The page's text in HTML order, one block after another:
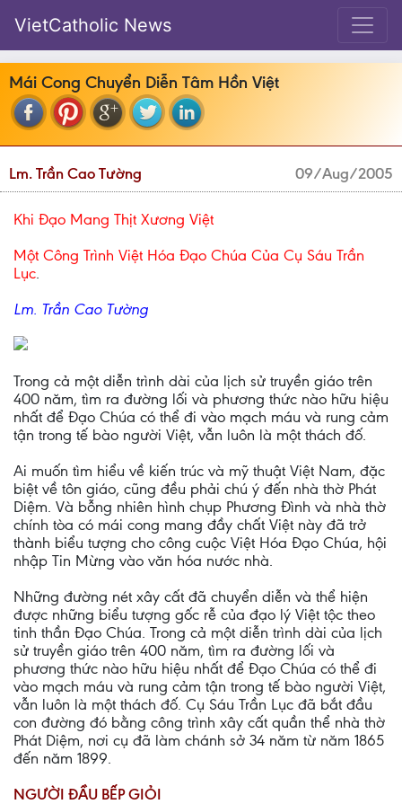
VietCatholic News
Mái Cong Chuyển Diễn Tâm Hồn Việt
Lm. Trần Cao Tường 09/Aug/2005
Khi Ðạo Mang Thịt Xương Việt
Một Công Trình Việt Hóa Ðạo Chúa Của Cụ Sáu Trần
Lục.
Lm. Trần Cao Tường
Trong cả một diễn trình dài của lịch sử truyền giáo trên
400 năm, tìm ra đường lối và phương thức nào hữu hiệu
nhất để Ðạo Chúa có thể đi vào mạch máu và rung cảm
tận trong tế bào người Việt, vẫn luôn là một thách đố.
Ai muốn tìm hiểu về kiến trúc và mỹ thuật Việt Nam, đặc
biệt về tôn giáo, cũng đều phải chú ý đến nhà thờ Phát
Diệm. Và bỗng nhiên hình chụp Phương Ðình và nhà thờ
chính tòa có mái cong mang đầy chất Việt này đã trở
thành biểu tượng cho công cuộc Việt Hóa Ðạo Chúa, hội
nhập Tin Mừng vào văn hóa nước nhà.
Những đường nét xây cất đã chuyển diễn và thể hiện
được những biểu tượng gốc rễ của đạo lý Việt tộc theo
tinh thần Ðạo Chúa. Trong cả một diễn trình dài của lịch
sử truyền giáo trên 400 năm, tìm ra đường lối và
phương thức nào hữu hiệu nhất để Ðạo Chúa có thể đi
vào mạch máu và rung cảm tận trong tế bào người Việt,
vẫn luôn là một thách đố. Cụ Sáu Trần Lục đã bắt đầu
con đường đó bằng công trình xây cất quần thể nhà thờ
Phát Diệm, nơi cụ đã làm chánh sở 34 năm từ năm 1865
đến năm 1899.
NGƯỜI ÐẦU BẾP GIỎI